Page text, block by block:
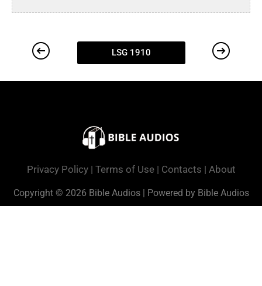
LSG 1910
Privacy Policy| Terms of Use| Contacts | About
Copyright © 2026 Bible Audios | Powered by Bible Audios